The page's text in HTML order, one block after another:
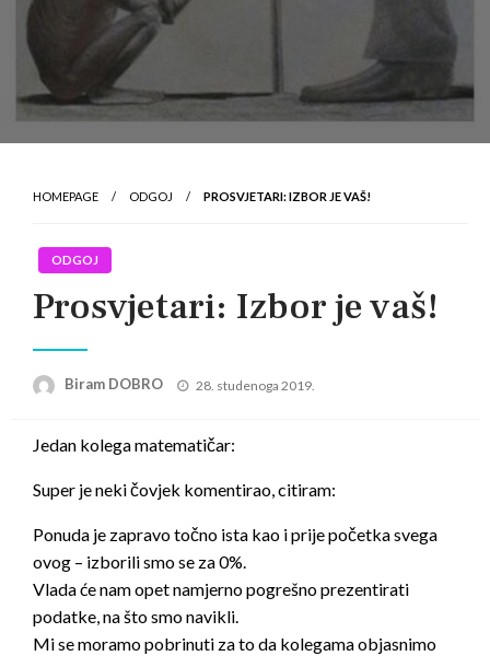
HOMEPAGE ODGOJ PROSVJETARI: IZBOR JE VAŠ!
ODGOJ
Prosvjetari: Izbor je vaš!
Biram DOBRO
Posted
28. studenoga 2019.
Jedan kolega matematičar:
Super je neki čovjek komentirao, citiram:
Ponuda je zapravo točno ista kao i prije početka svega
ovog – izborili smo se za 0%.
Vladaće nam opet namjerno pogrešno prezentirati
podatke, na što smo navikli.
Mi se moramo pobrinuti za to da kolegama objasnimo